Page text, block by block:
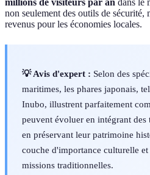
non seulement des outils de sécurité,
revenus pour les économies locales.
💡 Avis d'expert : Selon des
maritimes, les phares japonais,
Inubo, illustrent parfaitement
peuvent évoluer en intégrant
en préservant leur patrimoine
couche d'importance culturelle
missions traditionnelles.